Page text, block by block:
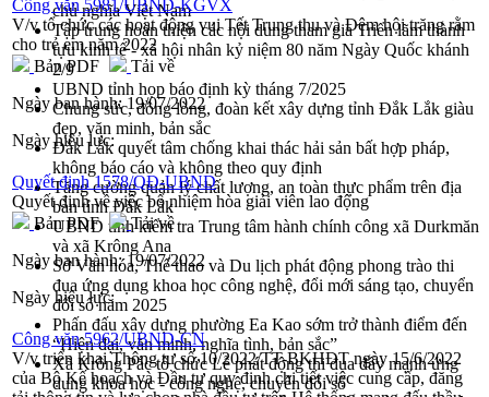
chủ nghĩa Việt Nam
Tập trung hoàn thiện các nội dung tham gia Triển lãm thành
tựu kinh tế - xã hội nhân kỷ niệm 80 năm Ngày Quốc khánh
2/9
UBND tỉnh họp báo định kỳ tháng 7/2025
Chung sức, đồng lòng, đoàn kết xây dựng tỉnh Đắk Lắk giàu
đẹp, văn minh, bản sắc
Đắk Lắk quyết tâm chống khai thác hải sản bất hợp pháp,
không báo cáo và không theo quy định
Tăng cường quản lý chất lượng, an toàn thực phẩm trên địa
bàn tỉnh Đắk Lắk
UBND tỉnh kiểm tra Trung tâm hành chính công xã Durkmăn
và xã Krông Ana
Sở Văn hóa, Thể thao và Du lịch phát động phong trào thi
đua ứng dụng khoa học công nghệ, đổi mới sáng tạo, chuyển
đổi số năm 2025
Phấn đấu xây dựng phường Ea Kao sớm trở thành điểm đến
“Hiện đại, văn minh, nghĩa tình, bản sắc”
Xã Krông Pắc tổ chức Lễ phát động thi đua đẩy mạnh ứng
dụng khoa học - công nghệ, chuyển đổi số
Công văn 5981/UBND-KGVX
V/v tổ chức các hoạt động vui Tết Trung thu và Đêm hội trăng rằm
cho trẻ em năm 2022
Bản PDF
Tải về
Ngày ban hành:19/07/2022
Ngày hiệu lực:
Quyết định 1578/QĐ-UBND
Quyết định về việc bổ nhiệm hòa giải viên lao động
Bản PDF
Tải về
Ngày ban hành:19/07/2022
Ngày hiệu lực:
Công văn 5962/UBND-CN
V/v triển khai Thông tư số 10/2022/TT-BKHĐT ngày 15/6/2022
của Bộ Kế hoạch và Đầu tư quy định chi tiết việc cung cấp, đăng